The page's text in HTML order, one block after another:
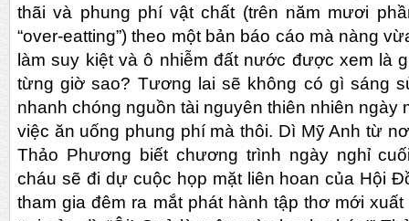
thãi và phung phí vật chất (trên năm mươi
“over-eatting”) theo một bản báo cáo mà nàng
làm suy kiệt và ô nhiễm đất nước được xem là
từng giờ sao? Tương lai sẽ không có gì sáng
nhanh chóng nguồn tài nguyên thiên nhiên ngày
việc ăn uống phung phí mà thôi. Dì Mỹ Anh từ
Thảo Phương biết chương trình ngày nghỉ
cháu sẽ đi dự cuộc họp mặt liên hoan của Hội
tham gia đêm ra mắt phát hành tập thơ mới